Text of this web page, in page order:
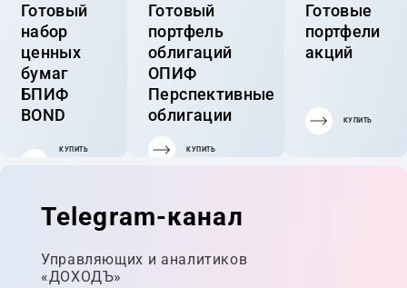
Готовый
набор
ценных
бумаг
БПИФ
BOND
КУПИТЬ
Готовый
портфель
облигаций
ОПИФ
Перспективные
облигации
КУПИТЬ
Готовые
портфели
акций
КУПИТЬ
Telegram-канал
Управляющих и аналитиков
«ДОХОДЪ»